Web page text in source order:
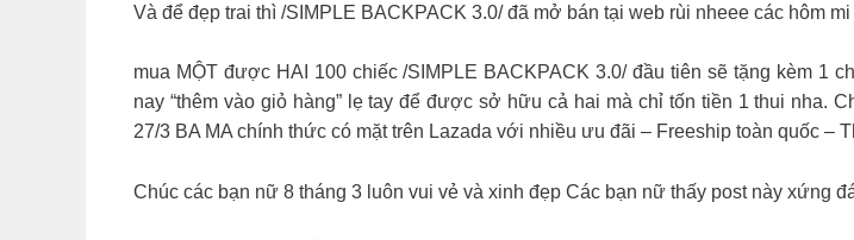
Và để đẹp trai thì /SIMPLE BACKPACK 3.0/ đã mở bán tại web rùi nheee các hôm
mua MỘT được HAI 100 chiếc /SIMPLE BACKPACK 3.0/ đầu tiên sẽ tặng kèm 1
nay “thêm vào giỏ hàng” lẹ tay để được sở hữu cả hai mà chỉ tốn tiền 1 thui nha.
27/3 BA MA chính thức có mặt trên Lazada với nhiều ưu đãi – Freeship toàn quốc –
Chúc các bạn nữ 8 tháng 3 luôn vui vẻ và xinh đẹp Các bạn nữ thấy post này xứng